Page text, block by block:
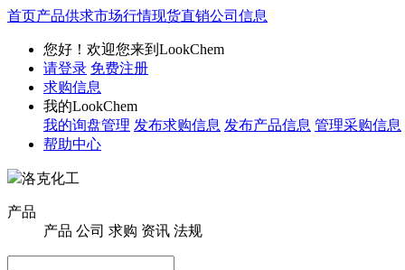
首页产品供求市场行情现货直销公司信息
您好！欢迎您来到LookChem
请登录 免费注册
求购信息
我的LookChem
我的询盘管理 发布求购信息 发布产品信息 管理采购信息
帮助中心
洛克化工
产品
产品 公司 求购 资讯 法规